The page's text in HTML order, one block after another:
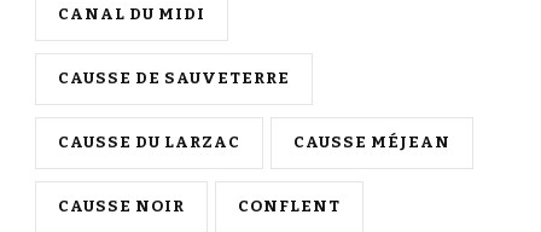
CANAL DU MIDI
CAUSSE DE SAUVETERRE
CAUSSE DU LARZAC CAUSSE MÉJEAN
CAUSSE NOIR CONFLENT